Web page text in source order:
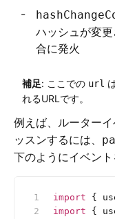
ハッシュが変
合に発火
補足: ここでの url
れるURLです。
例えば、ルーターイ
ッスンするには、
下のようにイベント
import {
import {